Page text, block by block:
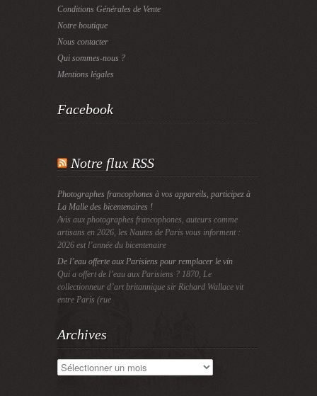
Conditions Générales de Vente
Notre boutique
Nous contacter
Qui sommes-nous ?
Mentions légales
Facebook
Notre flux RSS
Photographes francophones à vos appareils, participez à
La Malle des bicentenaires !
Avis aux photographes francophones, auteurs comme
artisans en 2026, les Nautes de Paris vous informent :
2026 est l’année du bicentenaire
De l’eau offerte aux Parisiens pour remplacer le vin
Qui a offert de l’eau aux Parisiens ? 1870, Le
collectionneur d’art britannique sir Richard Wallace vit
entre Paris (rue
Archives
Archives